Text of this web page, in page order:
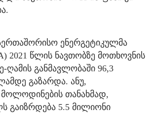
ენერგეტიკულმა
2021 წლის ნავთობზე მოთხოვნის
განმავლობაში 96,3
გაზარდა. ანუ,
მოლოდინების თანახმად,
გაიზრდება 5.5 მილიონი